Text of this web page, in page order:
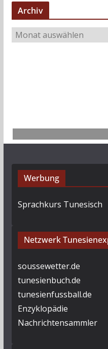
Archiv
r
Werbung
Sprachkurs Tunesisch
Netzwerk
soussewetter.de
tunesienbuch.de
tunesienfussball.de
Enzyklopädie
Nachrichtensammler